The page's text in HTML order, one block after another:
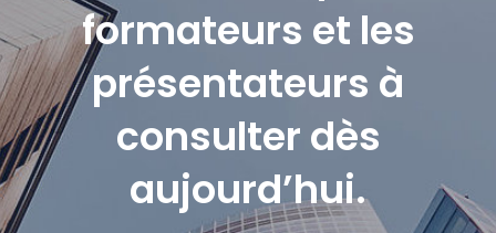
formateurs et les
présentateurs à
consulter dès
aujourd’hui.